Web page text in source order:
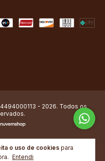
o uso de cookiespara
Entendi
- 2026. Todos os